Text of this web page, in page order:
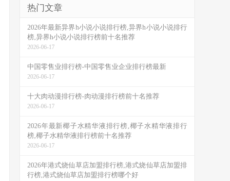
热门文章
2026年最新异界h小说小说排行榜,异界h小说小说排行
榜,异界h小说小说排行榜前十名推荐
2026-06-17
中国零售业排行榜-中国零售业企业排行榜最新
2026-06-17
十大肉动漫排行榜-肉动漫排行榜前十名推荐
2026-06-17
2026年最新椰子水精华液排行榜,椰子水精华液排行
榜,椰子水精华液排行榜前十名推荐
2026-06-17
2026年港式烧仙草店加盟排行榜,港式烧仙草店加盟排
行榜,港式烧仙草店加盟排行榜哪个好